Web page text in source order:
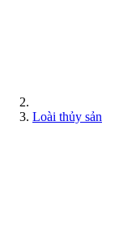
Loài thủy sản